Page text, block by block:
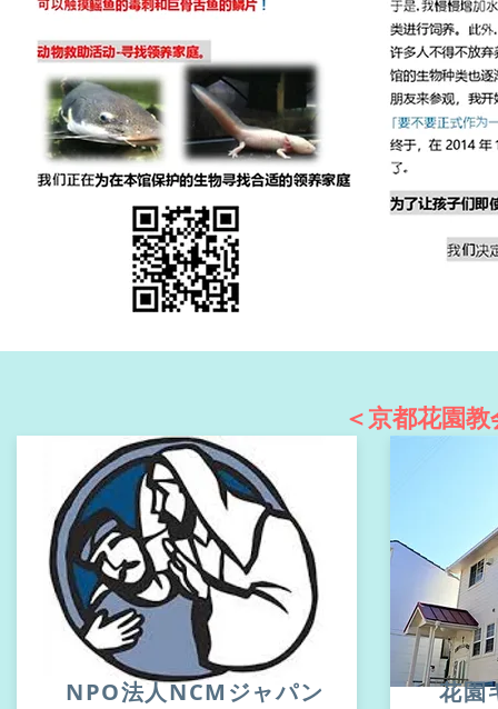
＜京都花園
​NPO法人NCMジャパン 花園